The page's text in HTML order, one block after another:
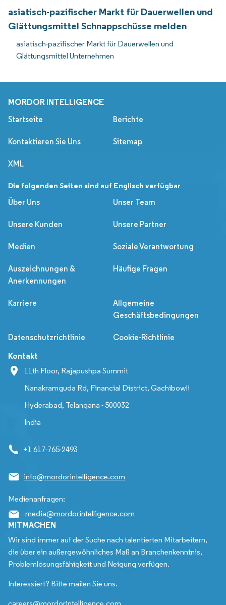
asiatisch-pazifischer Markt für Dauerwellen und
Glättungsmittel Schnappschüsse melden
asiatisch-pazifischer Markt für Dauerwellen und
Glättungsmittel Unternehmen
MORDOR INTELLIGENCE
Startseite Berichte
Kontaktieren Sie Uns Sitemap
XML
Die folgenden Seiten sind auf Englisch verfügbar
Über Uns
Unser Team
Unsere Kunden Unsere Partner
Medien Soziale Verantwortung
Auszeichnungen &
Anerkennungen
Häufige Fragen
Karriere
Allgemeine
Geschäftsbedingungen
Datenschutzrichtlinie Cookie-Richtlinie
Kontakt
11th Floor, Rajapushpa Summit
Nanakramguda Rd, Financial District, Gachibowli
Hyderabad, Telangana - 500032
India
+1 617-765-2493
info@mordorintelligence.com
Medienanfragen:
media@mordorintelligence.com
MITMACHEN
Wir sind immer auf der Suche nach talentierten Mitarbeitern,
die über ein außergewöhnliches Maß an Branchenkenntnis,
Problemlösungsfähigkeit und Neigung verfügen.
Interessiert? Bitte mailen Sie uns.